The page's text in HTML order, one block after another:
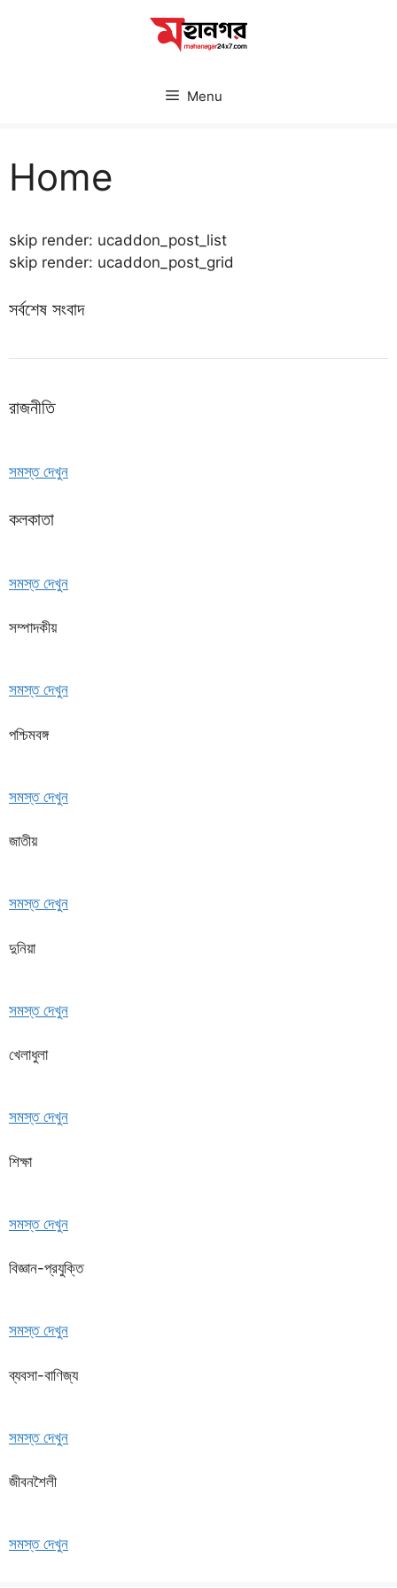
Menu
Home
skip render: ucaddon_post_list
skip render: ucaddon_post_grid
সর্বশেষ সংবাদ
রাজনীতি
সমস্ত দেখুন
কলকাতা
সমস্ত দেখুন
সম্পাদকীয়
সমস্ত দেখুন
পশ্চিমবঙ্গ
সমস্ত দেখুন
জাতীয়
সমস্ত দেখুন
দুনিয়া
সমস্ত দেখুন
খেলাধুলা
সমস্ত দেখুন
শিক্ষা
সমস্ত দেখুন
বিজ্ঞান-প্রযুক্তি
সমস্ত দেখুন
ব্যবসা-বাণিজ্য
সমস্ত দেখুন
জীবনশৈলী
সমস্ত দেখুন